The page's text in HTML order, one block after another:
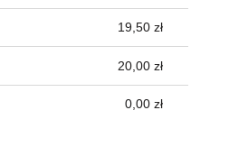
PŁATNOŚCI
19,50 zł
20,00 zł
0,00 zł